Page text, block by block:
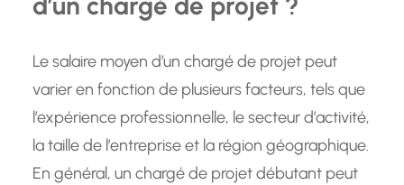
Le salaire moyen d’un chargé de projet peut
varier en fonction de plusieurs facteurs, tels que
l’expérience professionnelle, le secteur d’activité,
la taille de l’entreprise et la région géographique.
En général, un chargé de projet débutant peut